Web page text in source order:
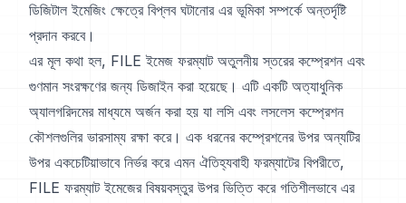
ডিজিটাল ইমেজিং ক্ষেত্রে বিপ্লব ঘটানোর এর ভূমিকা সম্পর্কে অন্তর্দৃষ্টি
প্রদান করবে।
এর মূল কথা হল, FILE ইমেজ ফরম্যাট অতুলনীয় স্তরের কম্প্রেশন এবং
গুণমান সংরক্ষণের জন্য ডিজাইন করা হয়েছে। এটি একটি অত্যাধুনিক
অ্যালগরিদমের মাধ্যমে অর্জন করা হয় যা লসি এবং লসলেস কম্প্রেশন
কৌশলগুলির ভারসাম্য রক্ষা করে। এক ধরনের কম্প্রেশনের উপর অন্যটির
উপর একচেটিয়াভাবে নির্ভর করে এমন ঐতিহ্যবাহী ফরম্যাটের বিপরীতে,
FILE ফরম্যাট ইমেজের বিষয়বস্তুর উপর ভিত্তি করে গতিশীলভাবে এর